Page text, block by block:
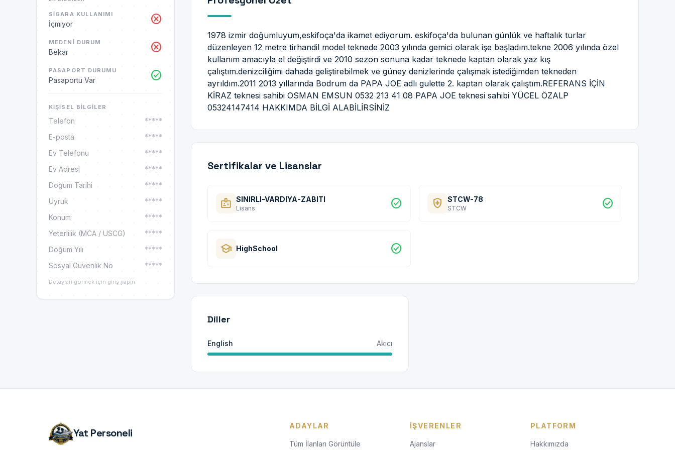
SIGARA KULLANIMI
İçmiyor cancel
MEDENI DURUM
Bekar cancel
PASAPORT DURUMU
Pasaportu Var check_circle
KIŞISEL BILGILER
Telefon
*****
E-posta
*****
Ev Telefonu
*****
Ev Adresi
*****
Doğum Tarihi
*****
Uyruk
*****
Konum
*****
Yeterlilik (MCA / USCG)
*****
Doğum Yılı
*****
Sosyal Güvenlik No
*****
Detayları görmek için giriş yapın.
1978 izmir doğumluyum,eskifoça'da ikamet ediyorum. eskifoça'da bulunan günlük ve haftalık turlar
düzenleyen 12 metre tirhandil model teknede 2003 yılında gemici olarak işe başladım.tekne 2006 yılında özel
kullanım amacıyla el değiştirdi ve 2010 sezon sonuna kadar teknede kaptan olarak yaz kış
çalıştım.denizciliğimi dahada geliştirebilmek ve güney denizlerinde çalışmak istediğimden tekneden
ayrıldım.2011 2013 yıllarında Bodrum da PAPA JOE adlı gulette 2. kaptan olarak çalıştım.REFERANS İÇİN
KİRAZ teknesi sahibi OSMAN EMSUN 0532 213 41 08 PAPA JOE teknesi sahibi YÜCEL ÖZALP
05324147414 HAKKIMDA BİLGİ ALABİLİRSİNİZ
Sertifikalar ve Lisanslar
badge SINIRLI-VARDIYA-ZABITI
Lisans check_circle health_and_safety STCW-78
STCW check_circle
school HighSchool check_circle
Diller
English Akıcı
Yat Personeli
ADAYLAR
Tüm İlanları Görüntüle
İŞVERENLER
Ajanslar
PLATFORM
Hakkımızda